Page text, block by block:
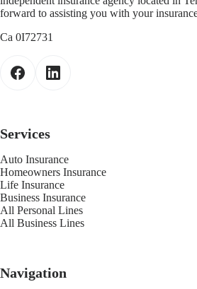
forward to assisting you with your
Ca 0I72731
Services
Auto Insurance
Homeowners Insurance
Life Insurance
Business Insurance
All Personal Lines
All Business Lines
Navigation